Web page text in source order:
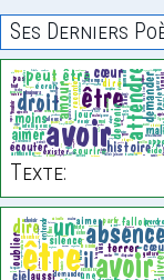
Ses Derniers
Texte: